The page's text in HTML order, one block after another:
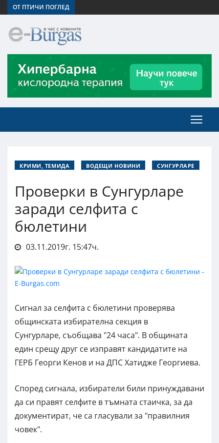
ОТ ПТИЧИ ПОГЛЕД
КРИМИ, ТЕМИДА ВОДЕЩИ НОВИНИ СУНГУРЛАРЕ
Проверки в Сунгурларе
заради селфита с
бюлетини
03.11.2019г. 15:47ч.
Сигнал за селфита с бюлетини проверява
общинската избирателна секция в
Сунгурларе, съобщава "24 часа". В общината
един срещу друг се изправят кандидатите на
ГЕРБ Георги Кенов и на ДПС Хатидже Георгиева.
Според сигнала, избиратели били принуждавани
да си правят селфите в тъмната стаичка, за да
документират, че са гласували за "правилния
човек".